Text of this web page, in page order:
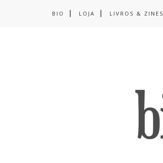
BIO LOJA LIVROS & ZINES